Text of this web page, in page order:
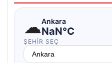
☁Ankara
NaN°C
ŞEHIR SEÇ